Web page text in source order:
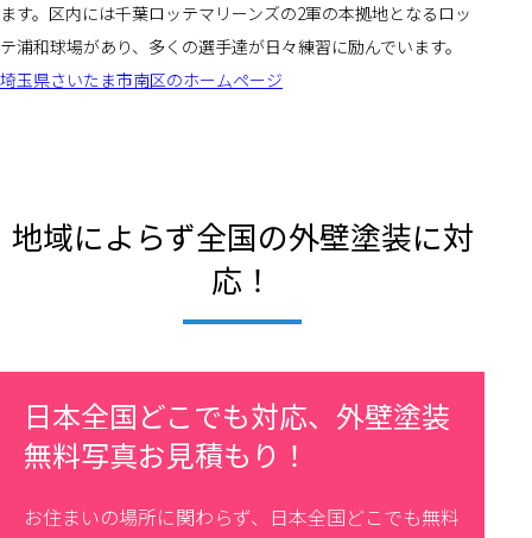
ます。区内には千葉ロッテマリーンズの2軍の本拠地となるロッ
テ浦和球場があり、多くの選手達が日々練習に励んでいます。
埼玉県さいたま市南区のホームページ
地域によらず全国の外壁塗装に対
応！
日本全国どこでも対応、外壁塗装
無料写真お見積もり！
お住まいの場所に関わらず、日本全国どこでも無料